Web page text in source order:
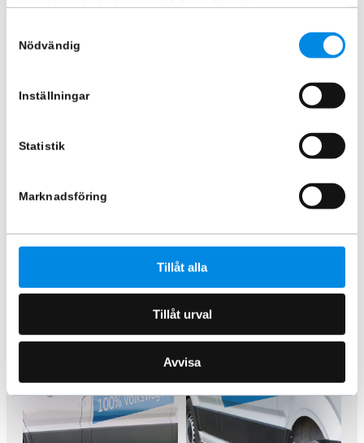
Nödvändig
Inställningar
Statistik
Marknadsföring
Tillåt alla
Tillåt urval
Avvisa
Sidorör L2 VW Crafter/ MAN
TGE 17+
6 998,75kr5 745kr
Lägg i varukorg
Sidorör LED hjulbas 4490mm
svarta TGE 17+/ Crafter 17+
ARTNR:
10 745kr9 495kr
Lägg i varukorg